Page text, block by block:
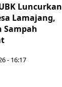
Luncurkan
Lamajang,
Sampah
- 16:17